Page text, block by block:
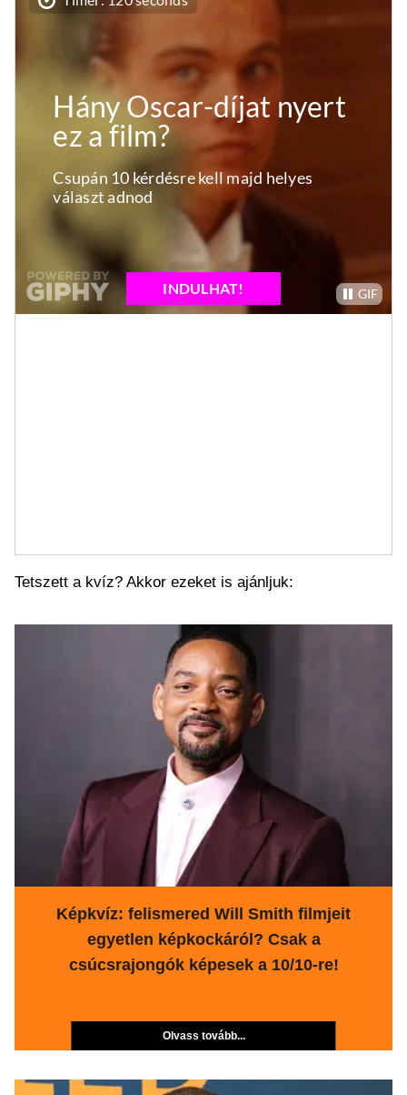
Tetszett a kvíz? Akkor ezeket is ajánljuk:
Képkvíz: felismered Will Smith filmjeit
egyetlen képkockáról? Csak a
csúcsrajongók képesek a 10/10-re!
Olvass tovább...